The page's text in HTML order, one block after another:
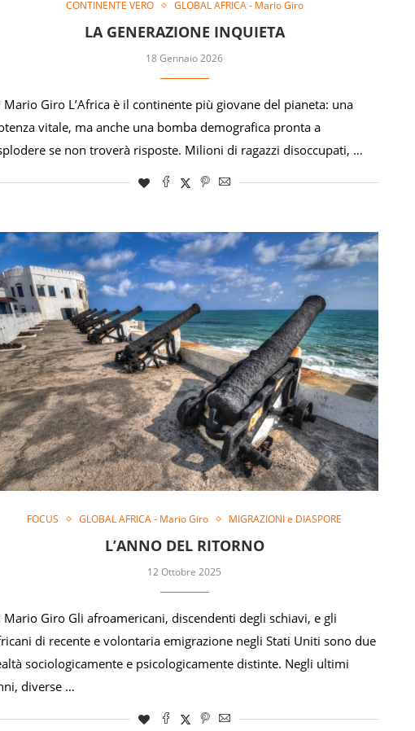
CONTINENTE VERO GLOBAL AFRICA - Mario Giro
LA GENERAZIONE INQUIETA
18 Gennaio 2026
Mario Giro L’Africa è il continente più giovane del pianeta: una
vitale, ma anche una bomba demografica pronta a
se non troverà risposte. Milioni di ragazzi disoccupati, …
FOCUS GLOBAL AFRICA - Mario Giro MIGRAZIONI e DIASPORE
L’ANNO DEL RITORNO
12 Ottobre 2025
Mario Giro Gli afroamericani, discendenti degli schiavi, e gli
di recente e volontaria emigrazione negli Stati Uniti sono due
sociologicamente e psicologicamente distinte. Negli ultimi
diverse …